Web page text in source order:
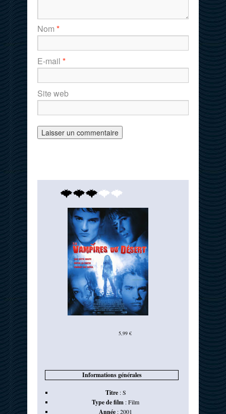
Nom *
E-mail *
Site web
5,99 €
Informations générales
Titre:S
Type de film :Film
Année :2001